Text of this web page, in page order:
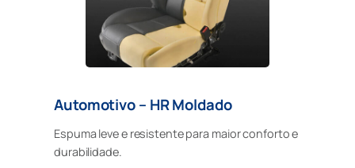
Automotivo – HR Moldado
Espuma leve e resistente para maior conforto e
durabilidade.